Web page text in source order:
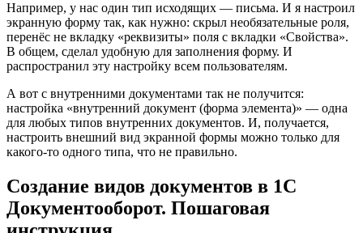
Например, у нас один тип исходящих — письма. И я настроил
экранную форму так, как нужно: скрыл необязательные роля,
перенёс не вкладку «реквизиты» поля с вкладки «Свойства».
В общем, сделал удобную для заполнения форму. И
распространил эту настройку всем пользователям.
А вот с внутренними документами так не получится:
настройка «внутренний документ (форма элемента)» — одна
для любых типов внутренних документов. И, получается,
настроить внешний вид экранной формы можно только для
какого-то одного типа, что не правильно.
Создание видов документов в 1С
Документооборот. Пошаговая